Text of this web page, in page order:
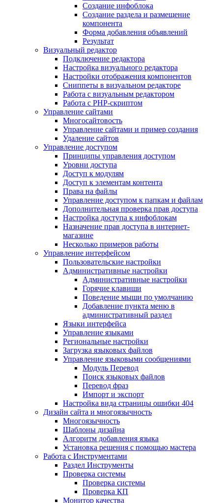
Создание инфоблока
Создание раздела и размещение
компонента
Форма добавления объявлений
Результат
Визуальный редактор
Подключение редактора
Настройка визуального редактора
Настройки отображения компонентов
Сниппеты в визуальном редакторе
Работа с визуальным редактором
Работа с PHP-скриптом
Управление сайтами
Многосайтовость
Управление сайтами и пример создания
Удаление сайтов
Управление доступом
Принципы управления доступом
Уровни доступа
Доступ к модулям
Доступ к элементам контента
Права на файлы
Управление доступом к папкам и файлам
Дополнительная проверка прав доступа
Настройка доступа к инфоблокам
Назначение прав доступа в интернет-
магазине
Несколько примеров работы
Управление интерфейсом
Пользовательские настройки
Административные настройки
Административные настройки
Горячие клавиши
Поведение мыши по умолчанию
Добавление пункта меню в
административный раздел
Языки интерфейса
Управление языками
Региональные настройки
Загрузка языковых файлов
Управление языковыми сообщениями
Mодуль Перевод
Поиск языковых файлов
Перевод фраз
Импорт и экспорт
Настройка вида страницы ошибки 404
Дизайн сайта и многоязычность
Многоязычность
Шаблоны дизайна
Алгоритм добавления языка
Установка решения с помощью мастера
Работа с Инструментами
Раздел Инструменты
Проверка системы
Проверка системы
Проверка КП
Монитор качества